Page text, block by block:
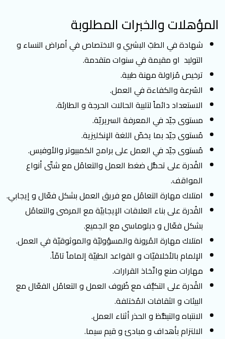
المؤهلات والخبرات المطلوبة
شهادة في الطبّ البشري و الاختصاص في أمراض النساء و
التوليد او مقيمة في سنوات متقدمة.
ترخيص مُزاولة مهنة طبية.
السُرعة والكفاءة في العمل.
الاستعداد دائماً لتلبية الحالات الحرجة و الطارئة.
مستوى جيّد في المعرفة السريريّة.
مُستوى جيّد بما يخصّ اللغة الإنكليزية.
مُستوى جيّد في العمل على برامج الكمبيوتر والأوفيس.
القُدرة على تحمُّل ضغط العمل والتعامُل مع شتّى أنواع
المواقف.
امتلاك مهارة التعامُل مع فريق العمل بشكل فعّال و إيجابي.
القُدرة على بناء العلاقات الإيجابيّة مع المرضى والتعامُل
بشكل فعّال و دبلوماسي مع الجميع.
امتلاك مهارة المُرونة والمسؤوليّة والموثوقيّة في العمل.
الإلمام بالأخلاقيّات و القواعد الطبيّة إلماماً تامّاً.
مهارات صنع واتّخاذ القرارات.
القُدرة على التكيُّف مع ظُروف العمل و التعامُل الفعّال مع
البيئات و الثقافات المُختلفة.
الانتباه والتيقُّظ و الحذر أثناء العمل.
الالتزام بأهداف و مبادئ و قيم سيما.